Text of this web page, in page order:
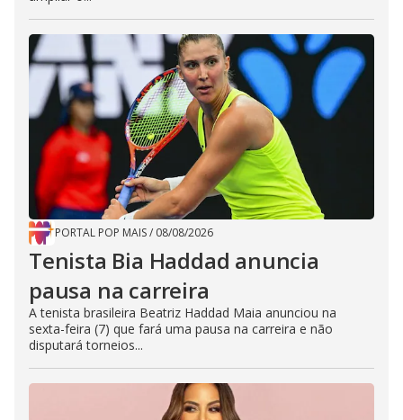
PORTAL POP MAIS/ 08/08/2026
Tenista Bia Haddad anuncia
pausa na carreira
A tenista brasileira Beatriz Haddad Maia anunciou na
sexta-feira (7) que fará uma pausa na carreira e não
disputará torneios...